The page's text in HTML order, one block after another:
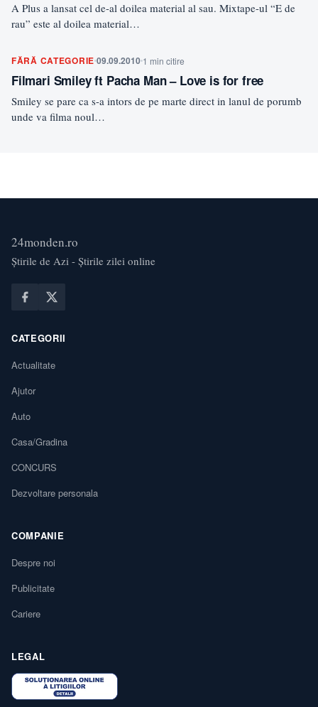
A Plus a lansat cel de-al doilea material al sau. Mixtape-ul “E de
rau” este al doilea material…
FĂRĂ CATEGORIE09.09.2010 1 min citire
Filmari Smiley ft Pacha Man – Love is for free
Smiley se pare ca s-a intors de pe marte direct in lanul de porumb
unde va filma noul…
24monden.ro
Știrile de Azi - Știrile zilei online
CATEGORII
Actualitate
Ajutor
Auto
Casa/Gradina
CONCURS
Dezvoltare personala
COMPANIE
Despre noi
Publicitate
Cariere
LEGAL